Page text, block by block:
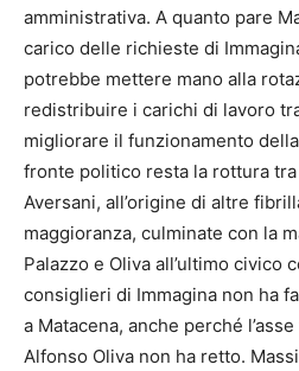
amministrativa. A quanto pare
carico delle richieste di
potrebbe mettere mano alla
redistribuire i carichi di lavoro
migliorare il funzionamento
fronte politico resta la rottura tra
Aversani, all’origine di altre
maggioranza, culminate con la
Palazzo e Oliva all’ultimo civico
consiglieri di Immagina non ha
a Matacena, anche perché
Alfonso Oliva non ha retto.